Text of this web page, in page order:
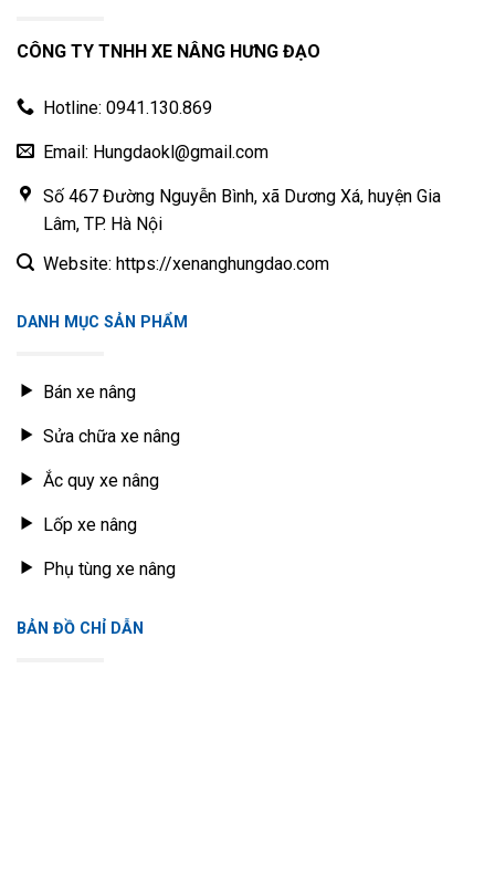
CÔNG TY TNHH XE NÂNG HƯNG ĐẠO
Hotline: 0941.130.869
Email: Hungdaokl@gmail.com
Số 467 Đường Nguyễn Bình, xã Dương Xá, huyện Gia
Lâm, TP. Hà Nội
Website: https://xenanghungdao.com
DANH MỤC SẢN PHẨM
Bán xe nâng
Sửa chữa xe nâng
Ắc quy xe nâng
Lốp xe nâng
Phụ tùng xe nâng
BẢN ĐỒ CHỈ DẪN